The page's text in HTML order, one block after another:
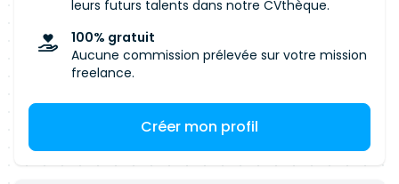
recommandations. Contrôler et valider la qualité
des livrables techniques. Apporter un soutien
déploiement. Réaliser des évaluations des
risques, définir et mettre en œuvre des mesures
d'atténuation. Préparer et coordonner la mise
leurs futurs talents dans notre CVthèque.
100% gratuit
Aucune commission prélevée sur votre mission
freelance.
Créer mon profil